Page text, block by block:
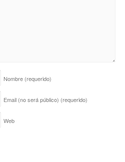
Nombre (requerido)
Email (no será público) (requerido)
Web